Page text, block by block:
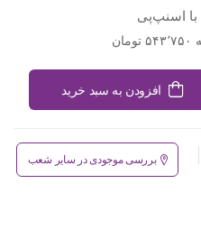
اسنپ‌پی
افزودن به سبد خرید
بررسی موجودی در سایر شعب